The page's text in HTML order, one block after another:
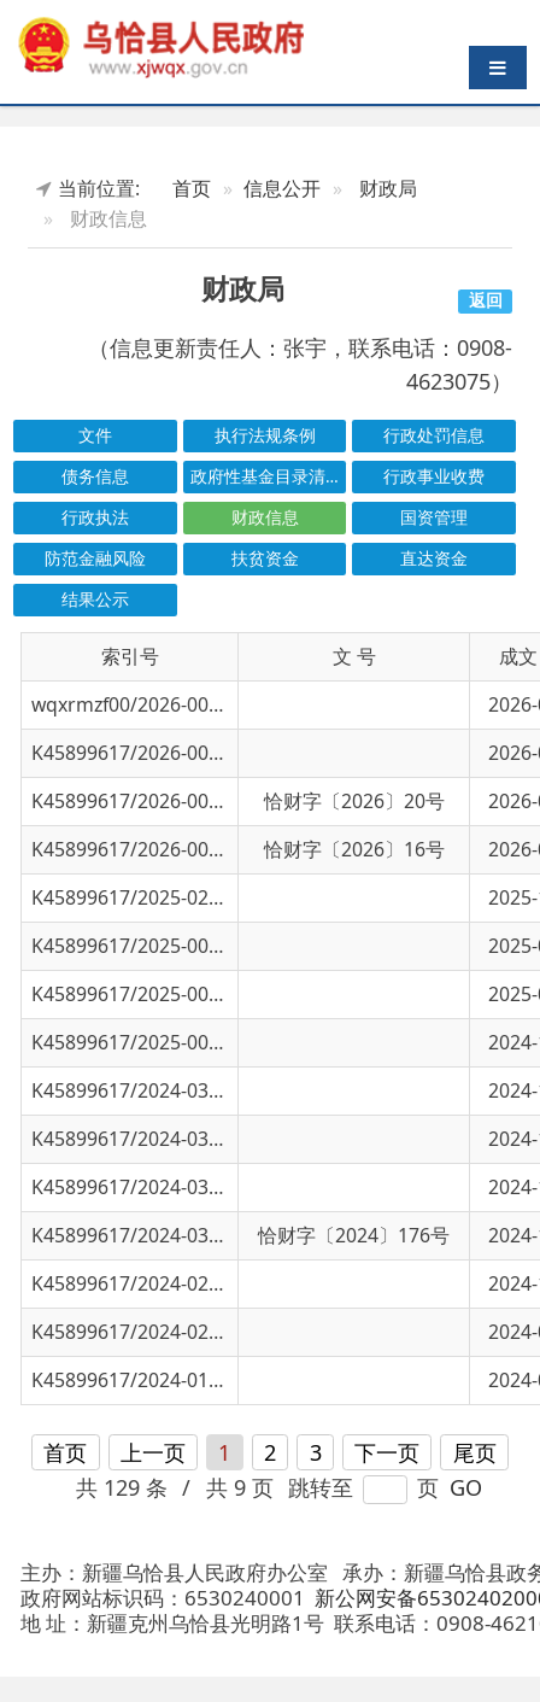
导航切换
财政信息
财政局
（信息更新责任人：张宇，联系电话：0908-
4623075）
行政处罚信息
债务信息
政府性基金目录清单
行政事业收费
行政执法
财政信息
国资管理
防范金融风险
扶贫资金
直达资金
结果公示
索引号 信息标题 文 号 成文日期
乌恰县2025年衔接资金项目自评资料
2026-03-18
K45899617/2026-00557
关于下达2026年自治州财政衔接推进乡村
2026-02-26
K45899617/2026-00556 关于下达2026年县级地方配套财政衔接推
2026-01-27
K45899617/2025-02882 关于征集克州地区政府采购领域违法违规
2025-10-13
K45899617/2025-00945 克州伊口岸鑫晟代理记账许可终止撤销公
2025-04-22
K45899617/2025-00168 乌恰县财政局行政许可和其他对外管理服
2025-01-01
K45899617/2025-00049
乌恰县财政局2024年度行政规范性文件清
2024-12-18
K45899617/2024-03427 2024年乌恰县惠民惠农财政补贴政策清单
2024-12-04
K45899617/2024-03418 乌恰县远宏财务咨询服务有限公司代理记
2024-11-26
K45899617/2024-03419 乌恰县智诚财务管理咨询有限责任公司终
2024-11-25
K45899617/2024-03206 关于印发《乌恰县政府购买服务指导性目
2024-11-13
K45899617/2024-02939
自治区党委办公厅自治区人民政府办公厅
2024-10-08
K45899617/2024-02299 克州伊尔克什坦口岸园区鑫晟财务管理 有
2024-08-22
乌恰县诚信代理记账有限责任公司信息变
2024-07-02
首页 上一页 1
共 129 条 / 共 9 页 跳转至 页 GO
主办：新疆乌恰县人民政府办公室 承办：新疆乌恰县政务服务
地 址：新疆克州乌恰县光明路1号 联系电话：0908-4621030